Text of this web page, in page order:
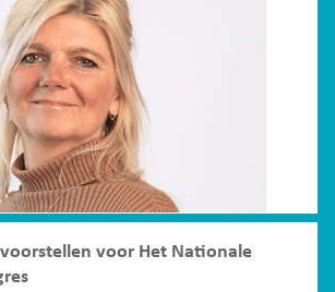
voor Het Nationale